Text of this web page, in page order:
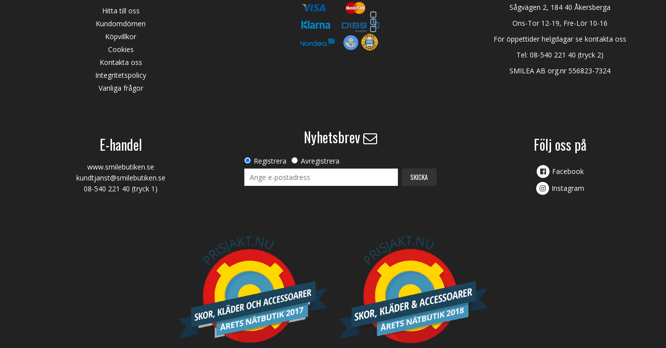
Hitta till oss
Kundomdömen
Köpvillkor
Cookies
Kontakta oss
Integritetspolicy
Vanliga frågor
Sågvägen 2, 184 40 Åkersberga
Ons-Tor 12-19, Fre-Lör 10-16
För öppettider helgdagar se kontakta oss
Tel:08-540 221 40 (tryck 2)
SMILEA AB org.nr 556823-7324
E-handel
www.smilebutiken.se
kundtjanst@smilebutiken.se
08-540 221 40 (tryck 1)
Nyhetsbrev
Registrera Avregistrera
SKICKA
Följ oss på
Facebook
Instagram